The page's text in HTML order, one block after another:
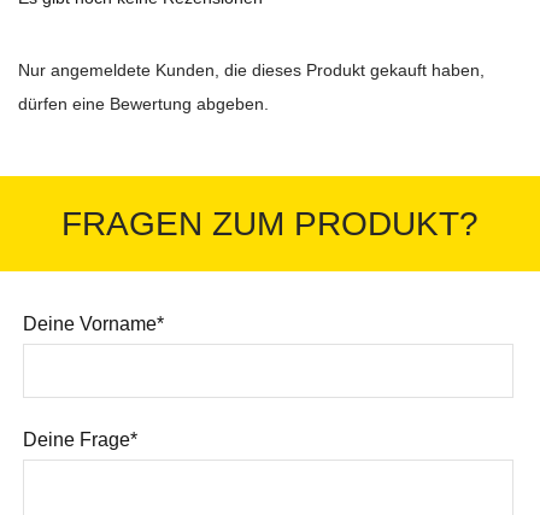
Nur angemeldete Kunden, die dieses Produkt gekauft haben,
dürfen eine Bewertung abgeben.
FRAGEN ZUM PRODUKT?
Deine Vorname*
Deine Frage*